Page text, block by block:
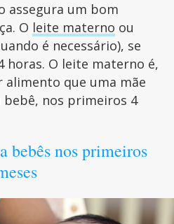
assegura um bom
O leite materno ou
é necessário), se
horas. O leite materno é,
alimento que uma mãe
bebê, nos primeiros 4
bebês nos primeiros